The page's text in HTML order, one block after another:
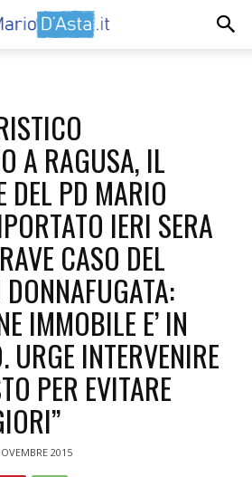
A RAGUSA, IL
DEL PD MARIO
IERI SERA
CASO DEL
IMMOBILE E’ IN
URGE INTERVENIRE
PER EVITARE
2015